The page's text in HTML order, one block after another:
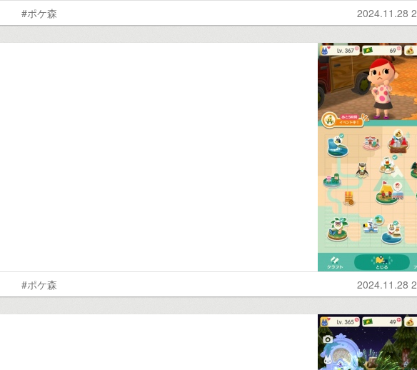
#ポケ森 2024.11.28
#ポケ森 2024.11.28